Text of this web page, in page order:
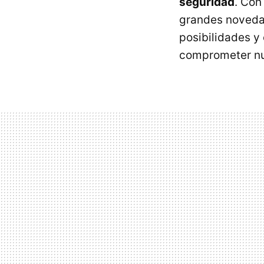
grandes
posibilidades y
comprometer